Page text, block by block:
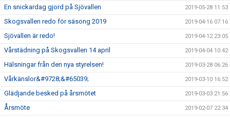
En snickardag gjord på Sjövallen 2019-05-28 11:53
Skogsvallen redo för säsong 2019 2019-04-16 07:16
Sjövallen är redo! 2019-04-12 23:05
Vårstädning på Skogsvallen 14 april 2019-04-04 10:42
Hälsningar från den nya styrelsen! 2019-03-28 06:26
Vårkänslor&#9728;&#65039; 2019-03-10 16:52
Glädjande besked på årsmötet 2019-03-03 21:56
Årsmöte 2019-02-07 22:34